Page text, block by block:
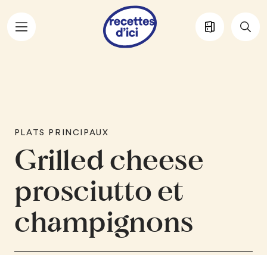
Aller au contenu principal
PLATS PRINCIPAUX
Grilled cheese
prosciutto et
champignons